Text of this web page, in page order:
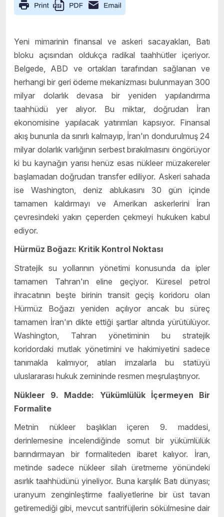
Yeni mimarinin finansal ve askeri sacayakları, Batı
bloku açısından oldukça radikal taahhütler içeriyor.
Belgede, ABD ve ortakları tarafından sağlanan ve
herhangi bir geri ödeme mekanizması bulunmayan 300
milyar dolarlık devasa bir yeniden yapılandırma
taahhüdü yer alıyor. Bu miktar, doğrudan İran
ekonomisine yapılacak yatırımları kapsıyor. Finansal
akış bununla da sınırlı kalmayıp, İran'ın dondurulmuş 24
milyar dolarlık varlığının serbest bırakılmasını öngörüyor
ki bu kaynağın yarısı henüz esas nükleer müzakereler
başlamadan doğrudan transfer ediliyor. Askeri sahada
ise Washington, deniz ablukasını 30 gün içinde
tamamen kaldırmayı ve Amerikan askerlerini İran
çevresindeki yakın çeperden çekmeyi hukuken kabul
ediyor.
Hürmüz Boğazı: Kritik Kontrol Noktası
Stratejik su yollarının yönetimi konusunda da ipler
tamamen Tahran'ın eline geçiyor. Küresel petrol
ihracatının beşte birinin transit geçiş koridoru olan
Hürmüz Boğazı yeniden açılıyor ancak bu süreç
tamamen İran'ın dikte ettiği şartlar altında yürütülüyor.
Washington, Tahran yönetiminin bu stratejik
koridordaki mutlak yönetimini ve hakimiyetini sadece
tanımakla kalmıyor, atılan imzalarla bu statüyü
uluslararası hukuk zemininde resmen meşrulaştırıyor.
Nükleer 9. Madde: Yükümlülük İçermeyen Bir
Formalite
Metnin nükleer başlıkları içeren 9. maddesi,
derinlemesine incelendiğinde somut bir yükümlülük
barındırmayan bir formaliteden ibaret kalıyor. İran,
metinde sadece nükleer silah üretmeme yönündeki
asırlık taahhüdünü yineliyor. Buna karşılık Batı dünyası;
uranyum zenginleştirme faaliyetlerine bir üst tavan
getiremediği gibi, mevcut santrifüjlerin sökülmesine dair